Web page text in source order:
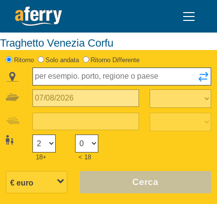
Traghetto Venezia Corfu
Ritorno Solo andata Ritorno Differente
18+ < 18
Cerca